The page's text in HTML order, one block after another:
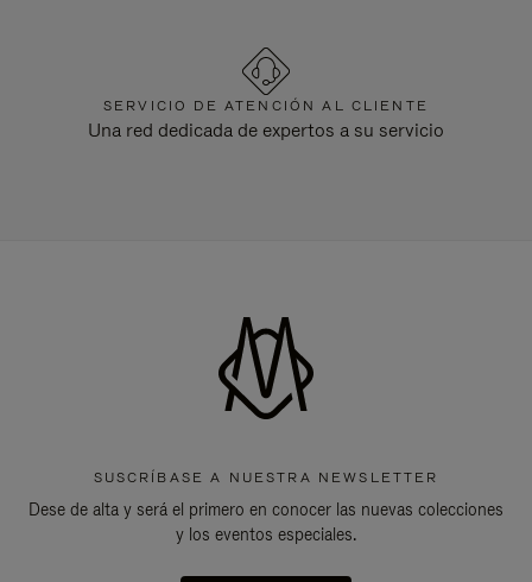
SERVICIO DE ATENCIÓN AL CLIENTE
Una red dedicada de expertos a su servicio
SUSCRÍBASE A NUESTRA NEWSLETTER
Dese de alta y será el primero en conocer las nuevas colecciones
y los eventos especiales.